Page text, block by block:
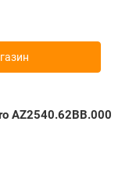
AZ2540.62BB.000